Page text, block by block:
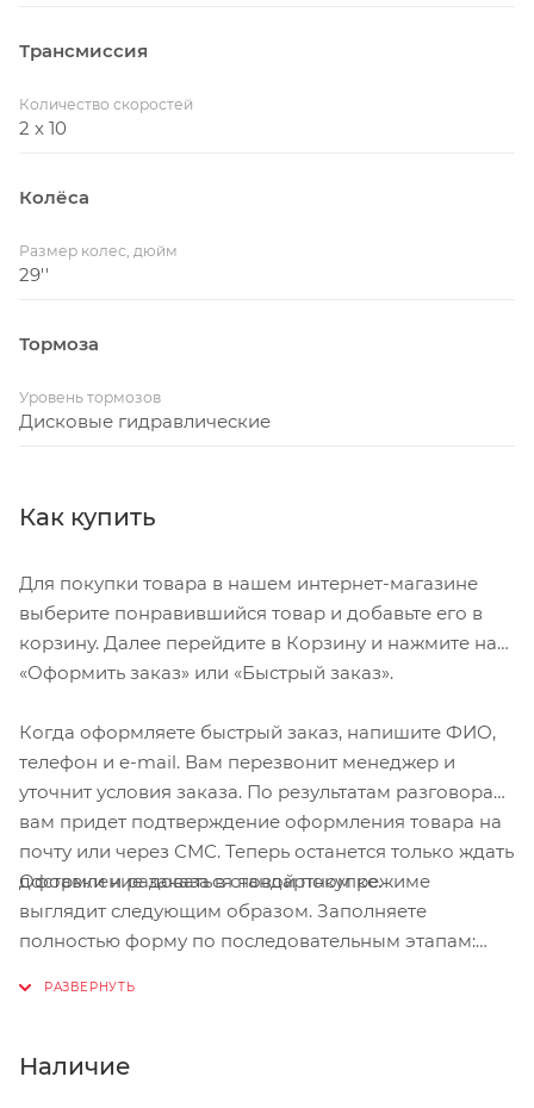
Трансмиссия
Количество скоростей
2 x 10
Колёса
Размер колес, дюйм
29''
Тормоза
Уровень тормозов
Дисковые гидравлические
Как купить
Для покупки товара в нашем интернет-магазине
выберите понравившийся товар и добавьте его в
корзину. Далее перейдите в Корзину и нажмите на
«Оформить заказ» или «Быстрый заказ».
Когда оформляете быстрый заказ, напишите ФИО,
телефон и e-mail. Вам перезвонит менеджер и
уточнит условия заказа. По результатам разговора
вам придет подтверждение оформления товара на
почту или через СМС. Теперь останется только ждать
доставки и радоваться новой покупке.
Оформление заказа в стандартном режиме
выглядит следующим образом. Заполняете
полностью форму по последовательным этапам:
Нажмите кнопку «Оформить заказ».
Наличие